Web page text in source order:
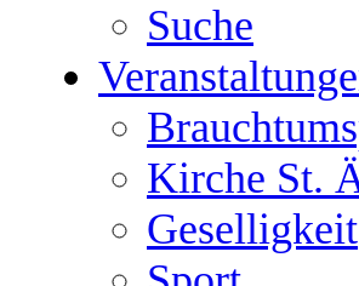
Suche
Kirche St.
Geselligkeit